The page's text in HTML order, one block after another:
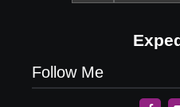
Follow Me